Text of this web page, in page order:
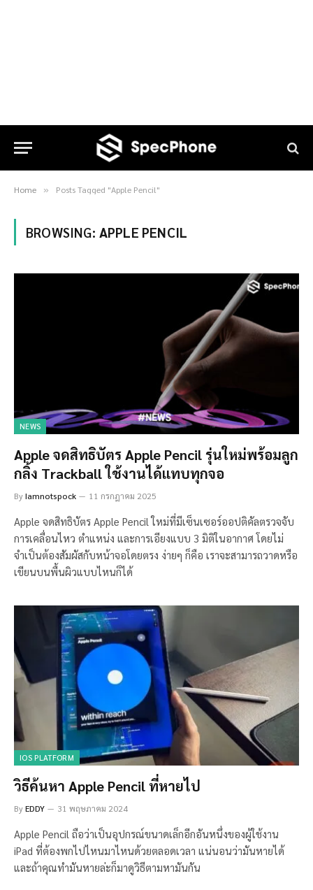
Home » Posts Tagged "Apple Pencil"
BROWSING: APPLE PENCIL
NEWS
Apple จดสิทธิบัตร Apple Pencil รุ่นใหม่พร้อมลูก
กลิ้ง Trackball ใช้งานได้แทบทุกจอ
ByIamnotspock 11 กรกฎาคม 2025
Apple จดสิทธิบัตร Apple Pencil ใหม่ที่มีเซ็นเซอร์ออปติคัลตรวจจับ
การเคลื่อนไหว ตำแหน่ง และการเอียงแบบ 3 มิติในอากาศ โดยไม่
จำเป็นต้องสัมผัสกับหน้าจอโดยตรง ง่ายๆ ก็คือ เราจะสามารถวาดหรือ
เขียนบนพื้นผิวแบบไหนก็ได้
IOS PLATFORM
วิธีค้นหา Apple Pencil ที่หายไป
ByEDDY 31 พฤษภาคม 2024
Apple Pencil ถือว่าเป็นอุปกรณ์ขนาดเล็กอีกอันหนึ่งของผู้ใช้งาน
iPad ที่ต้องพกไปไหนมาไหนด้วยตลอดเวลา แน่นอนว่ามันหายได้
และถ้าคุณทำมันหายล่ะก็มาดูวิธีตามหามันกัน